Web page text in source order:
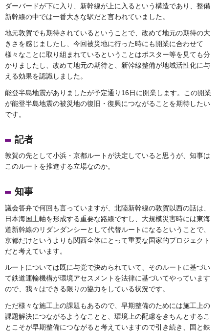
ダーバードが下に入り、新幹線が上に入るという構造であり、整備
新幹線の中では一番大きな駅だと言われていました。
地元敦賀でも期待されているということで、改めて地元の期待の大
きさを感じましたし、今回被災地に行った時にも開業に合わせて
様々なことに取り組まれているということはポスター等を見ても分
かりましたし、改めて地元の期待と、新幹線整備が地域活性化に与
える効果を認識しました。
能登半島地震がありましたが予定通り16日に開業します。この開業
が能登半島地震の被災地の復旧・復興につながることを期待したい
です。
記者
敦賀の先として小浜・京都ルートが決定していると思うが、知事は
このルートを推進する立場なのか。
知事
議会答弁で何回も言っていますが、北陸新幹線の敦賀以西の話は、
日本海国土軸を形成する重要な路線ですし、大規模災害時には東海
道新幹線のリダンダンシーとして代替ルートになるということで、
京都だけというよりも関西全体にとって重要な国家的プロジェクト
だと考えています。
ルートについては既に与党で決められていて、そのルートに基づい
て鉄道運輸機構が環境アセスメントを法律に基づいてやっています
ので、我々はできる限りの協力をしている状況です。
ただ様々な施工上の課題もあるので、早期整備のためには施工上の
課題解決につながるようなことと、環境上の配慮をきちんとするこ
とこそが早期整備につながると考えていますので引き続き、国と鉄